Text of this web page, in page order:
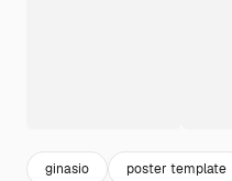
ginasio poster template